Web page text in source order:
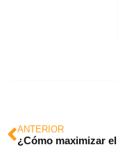
ANTERIOR